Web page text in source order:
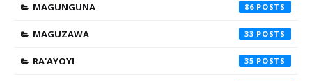
MAGUNGUNA 86
MAGUZAWA 33
RA'AYOYI 35